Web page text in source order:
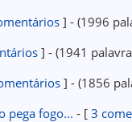
] - (1996
] - (1941
] - (1856
pega fogo...- [3